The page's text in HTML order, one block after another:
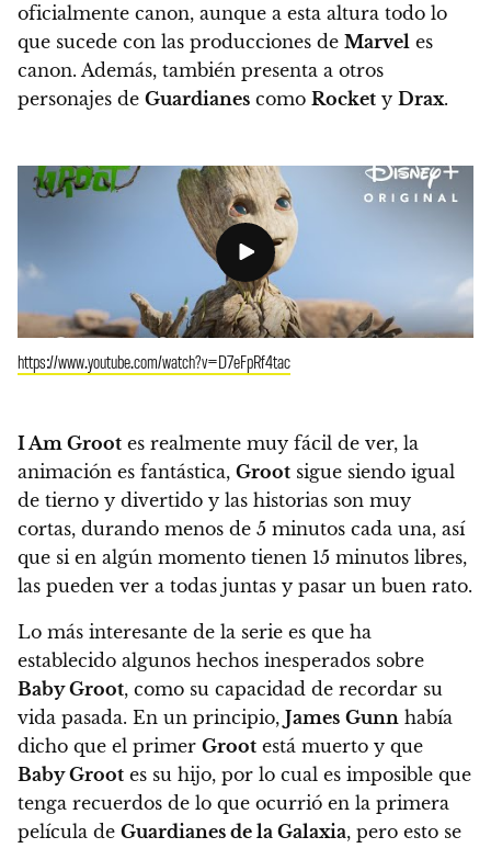
oficialmente canon, aunque a esta altura todo lo
que sucede con las producciones de Marvel es
canon. Además, también presenta a otros
personajes de Guardianes como Rocket y Drax.
https://www.youtube.com/watch?v=D7eFpRf4tac
I Am Groot es realmente muy fácil de ver, la
animación es fantástica, Groot sigue siendo igual
de tierno y divertido y las historias son muy
cortas, durando menos de 5 minutos cada una, así
que si en algún momento tienen 15 minutos libres,
las pueden ver a todas juntas y pasar un buen rato.
Lo más interesante de la serie es que ha
establecido algunos hechos inesperados sobre
Baby Groot, como su capacidad de recordar su
vida pasada. En un principio, James Gunn había
dicho que el primer Groot está muerto y que
Baby Groot es su hijo, por lo cual es imposible que
tenga recuerdos de lo que ocurrió en la primera
película de Guardianes de la Galaxia, pero esto se